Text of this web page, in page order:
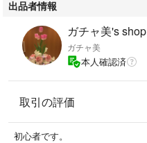
出品者情報
ガチャ美's shop
ガチャ美
本人確認済
取引の評価
初心者です。